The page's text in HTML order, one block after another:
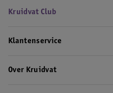
Kruidvat Club
Klantenservice
Over Kruidvat